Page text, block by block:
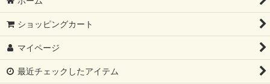
ショッピングカート
マイページ
最近チェックしたアイテム